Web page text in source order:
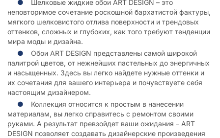
Шелковые жидкие обои ART DESIGN – это
неповторимое сочетание роскошной бархатистой фактуры,
мягкого шелковистого отлива поверхности и трендовых
оттенков, сложных и глубоких, как того требуют тенденции
мира моды и дизайна.
Обои ART DESIGN представлены самой широкой
палитрой цветов, от нежнейших пастельных до энергичных
и насыщенных. Здесь вы легко найдете нужные оттенки и
их сочетания для вашего интерьера и почувствуете себя
настоящим дизайнером.
Коллекция относится к простым в нанесении
материалам, вы легко справитесь с ремонтом своими
руками. А результат превзойдет ваши ожидания – ART
DESIGN позволяет создавать дизайнерские произведения